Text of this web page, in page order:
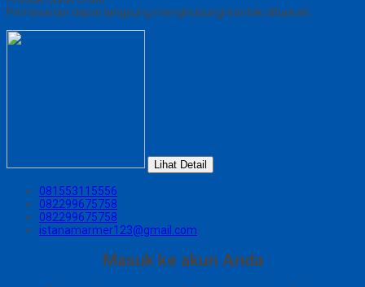
Pemesanan dapat langsung menghubungi kontak dibawah:
Lihat Detail
081553115556
082299675758
082299675758
istanamarmer123@gmail.com
Masuk ke akun Anda